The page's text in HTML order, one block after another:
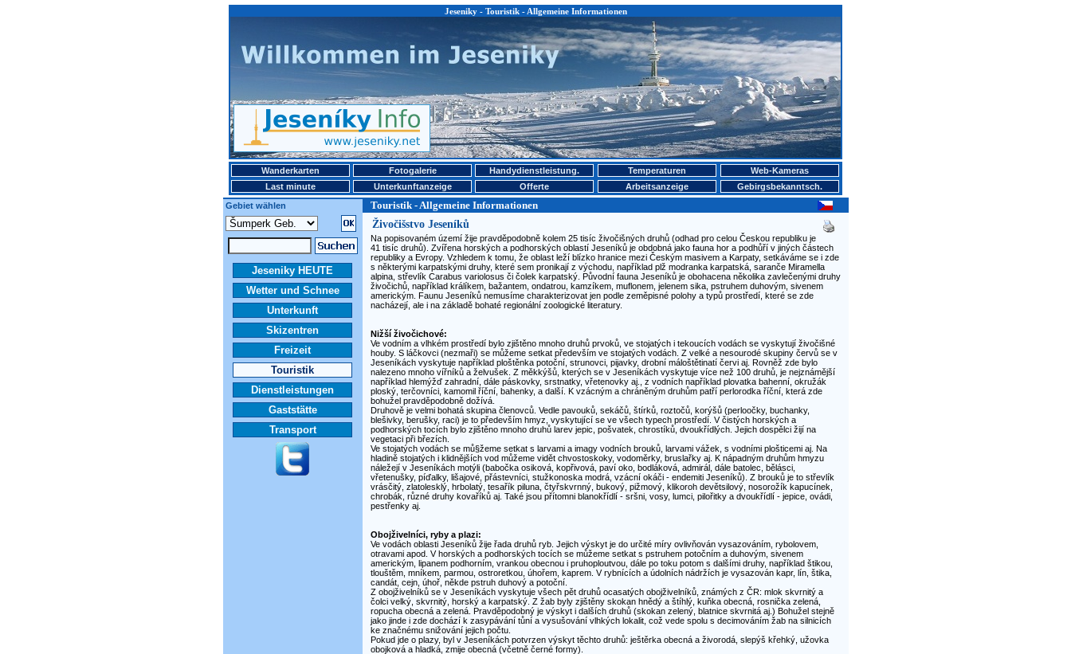
Jeseniky - Touristik - Allgemeine Informationen
Wanderkarten Fotogalerie Handydienstleistung. Temperaturen
Web-Kameras
Last minute
Unterkunftanzeige Offerte Arbeitsanzeige
Gebirgsbekanntsch.
Gebiet wählen
Touristik - Allgemeine Informationen
Jeseniky HEUTE
Wetter und Schnee
Unterkunft
Skizentren
Freizeit
Touristik
Dienstleistungen
Gaststätte
Transport
Živočišstvo Jeseníků
Na popisovaném území žije pravděpodobně kolem 25 tisíc živočišných druhů (odhad pro celou Českou republiku je
41 tisíc druhů). Zvířena horských a podhorských oblastí Jeseníků je obdobná jako fauna hor a podhůří v jiných částech
republiky a Evropy. Vzhledem k tomu, že oblast leží blízko hranice mezi Českým masivem a Karpaty, setkáváme se i zde
s některými karpatskými druhy, které sem pronikají z východu, například plž modranka karpatská, saranče Miramella
alpina, střevlík Carabus variolosus či čolek karpatský. Původní fauna Jeseníků je obohacena několika zavlečenými druhy
živočichů, například králíkem, bažantem, ondatrou, kamzíkem, muflonem, jelenem sika, pstruhem duhovým, sivenem
americkým. Faunu Jeseníků nemusíme charakterizovat jen podle zeměpisné polohy a typů prostředí, které se zde
nacházejí, ale i na základě bohaté regionální zoologické literatury.
Nižší živočichové:
Ve vodním a vlhkém prostředí bylo zjištěno mnoho druhů prvoků, ve stojatých i tekoucích vodách se vyskytují živočišné
houby. S láčkovci (nezmaři) se můžeme setkat především ve stojatých vodách. Z velké a nesourodé skupiny červů se v
Jeseníkách vyskytuje například ploštěnka potoční, strunovci, pijavky, drobní máloštětinatí červi aj. Rovněž zde bylo
nalezeno mnoho vířníků a želvušek. Z měkkýšů, kterých se v Jeseníkách vyskytuje více než 100 druhů, je nejznámější
například hlemýžď zahradní, dále páskovky, srstnatky, vřetenovky aj., z vodních například plovatka bahenní, okružák
ploský, terčovníci, kamomil říční, bahenky, a další. K vzácným a chráněným druhům patří perlorodka říční, která zde
bohužel pravděpodobně dožívá.
Druhově je velmi bohatá skupina členovců. Vedle pavouků, sekáčů, štírků, roztočů, korýšů (perloočky, buchanky,
blešivky, berušky, raci) je to především hmyz, vyskytující se ve všech typech prostředí. V čistých horských a
podhorských tocích bylo zjištěno mnoho druhů larev jepic, pošvatek, chrostíků, dvoukřídlých. Jejich dospělci žijí na
vegetaci při březích.
Ve stojatých vodách se mů§žeme setkat s larvami a imagy vodních brouků, larvami vážek, s vodními plošticemi aj. Na
hladině stojatých i klidnějších vod můžeme vidět chvostoskoky, vodoměrky, bruslařky aj. K nápadným druhům hmyzu
náležejí v Jeseníkách motýli (babočka osiková, kopřivová, paví oko, bodláková, admirál, dále batolec, bělásci,
vřetenušky, píďalky, lišajové, přástevníci, stužkonoska modrá, vzácní okáči - endemiti Jeseníků). Z brouků je to střevlík
vrásčitý, zlatolesklý, hrbolatý, tesařík piluna, čtyřskvrnný, bukový, pižmový, klikoroh devětsilový, nosorožík kapucínek,
chrobák, různé druhy kovaříků aj. Také jsou přítomni blanokřídlí - sršni, vosy, lumci, pilořitky a dvoukřídlí - jepice, ovádi,
pestřenky aj.
Obojživelníci, ryby a plazi:
Ve vodách oblasti Jeseníků žije řada druhů ryb. Jejich výskyt je do určité míry ovlivňován vysazováním, rybolovem,
otravami apod. V horských a podhorských tocích se můžeme setkat s pstruhem potočním a duhovým, sivenem
americkým, lipanem podhorním, vrankou obecnou i pruhoploutvou, dále po toku potom s dalšími druhy, například štikou,
tlouštěm, mníkem, parmou, ostroretkou, úhořem, kaprem. V rybnících a údolních nádržích je vysazován kapr, lín, štika,
candát, cejn, úhoř, někde pstruh duhový a potoční.
Z obojživelníků se v Jeseníkách vyskytuje všech pět druhů ocasatých obojživelníků, známých z ČR: mlok skvrnitý a
čolci velký, skvrnitý, horský a karpatský. Z žab byly zjištěny skokan hnědý a štíhlý, kuňka obecná, rosnička zelená,
ropucha obecná a zelená. Pravděpodobný je výskyt i dalších druhů (skokan zelený, blatnice skvrnitá aj.) Bohužel stejně
jako jinde i zde dochází k zasypávání tůní a vysušování vlhkých lokalit, což vede spolu s decimováním žab na silnicích
ke značnému snižování jejich počtu.
Pokud jde o plazy, byl v Jeseníkách potvrzen výskyt těchto druhů: ještěrka obecná a živorodá, slepýš křehký, užovka
obojková a hladká, zmije obecná (včetně černé formy).